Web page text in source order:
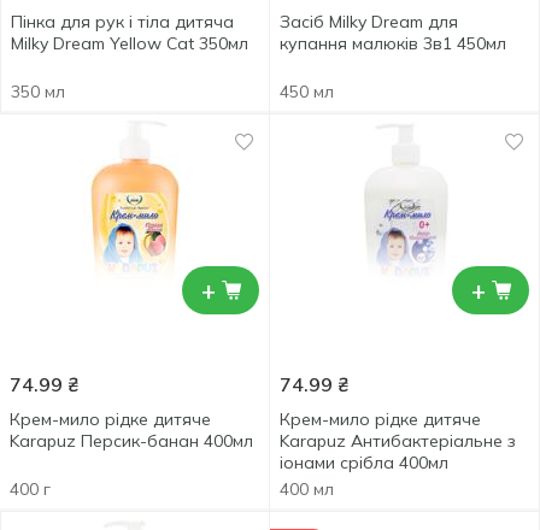
Пінка для рук і тіла дитяча
Milky Dream Yellow Cat 350мл
350 мл
Засіб Milky Dream для
купання малюків 3в1 450мл
450 мл
+
74.99 ₴
Крем-мило рідке дитяче
Karapuz Персик-банан 400мл
400 г
+
74.99 ₴
Крем-мило рідке дитяче
Karapuz Антибактеріальне з
іонами срібла 400мл
400 мл